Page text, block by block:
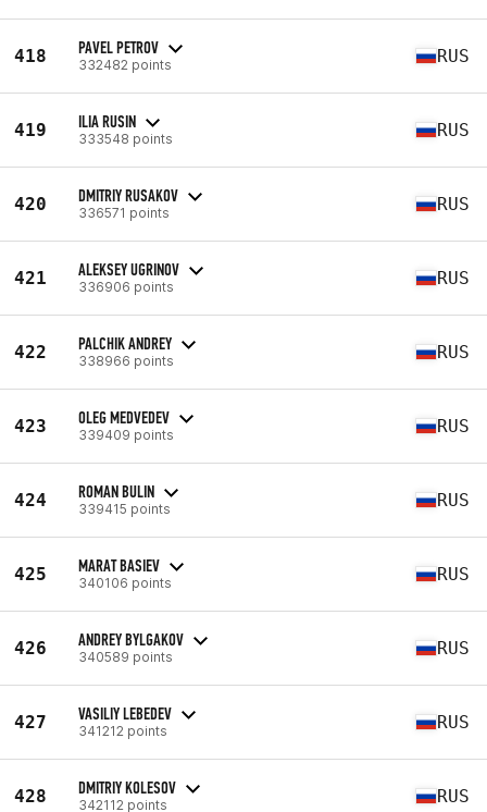
418 PAVEL PETROV
332482 points RUS
419 ILIA RUSIN
333548 points RUS
420 DMITRIY RUSAKOV
336571 points RUS
421 ALEKSEY UGRINOV
336906 points RUS
422 PALCHIK ANDREY
338966 points RUS
423 OLEG MEDVEDEV
339409 points RUS
424 ROMAN BULIN
339415 points RUS
425 MARAT BASIEV
340106 points RUS
426 ANDREY BYLGAKOV
340589 points RUS
427 VASILIY LEBEDEV
341212 points RUS
428 DMITRIY KOLESOV
342112 points RUS